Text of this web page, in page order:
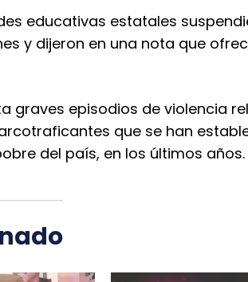
educativas estatales
y dijeron en una nota que
graves episodios de violencia
que se han
del país, en los últimos años.